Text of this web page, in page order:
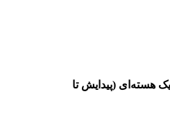
هسته‌ای (پیدایش تا